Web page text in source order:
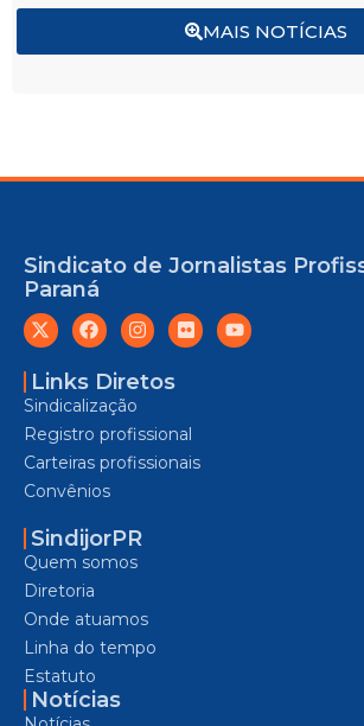
MAIS NOTÍCIAS
Sindicato de Jornalistas
Paraná
Links Diretos
Sindicalização
Registro profissional
Carteiras profissionais
Convênios
SindijorPR
Quem somos
Diretoria
Onde atuamos
Linha do tempo
Estatuto
Notícias